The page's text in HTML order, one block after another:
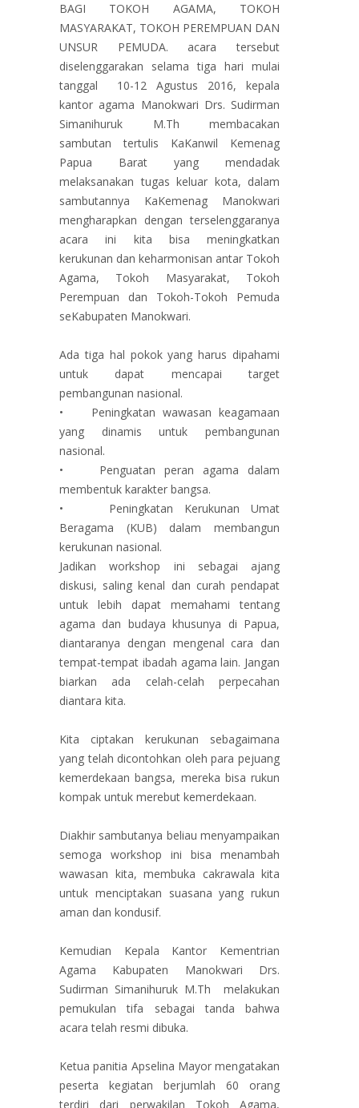
BAGI TOKOH AGAMA, TOKOH
MASYARAKAT, TOKOH PEREMPUAN DAN
UNSUR PEMUDA. acara tersebut
diselenggarakan selama tiga hari mulai
tanggal 10-12 Agustus 2016, kepala
kantor agama Manokwari Drs. Sudirman
Simanihuruk M.Th membacakan
sambutan tertulis KaKanwil Kemenag
Papua Barat yang mendadak
melaksanakan tugas keluar kota, dalam
sambutannya KaKemenag Manokwari
mengharapkan dengan terselenggaranya
acara ini kita bisa meningkatkan
kerukunan dan keharmonisan antar Tokoh
Agama, Tokoh Masyarakat, Tokoh
Perempuan dan Tokoh-Tokoh Pemuda
seKabupaten Manokwari.
Ada tiga hal pokok yang harus dipahami
untuk dapat mencapai target
pembangunan nasional.
• Peningkatan wawasan keagamaan
yang dinamis untuk pembangunan
nasional.
• Penguatan peran agama dalam
membentuk karakter bangsa.
• Peningkatan Kerukunan Umat
Beragama (KUB) dalam membangun
kerukunan nasional.
Jadikan workshop ini sebagai ajang
diskusi, saling kenal dan curah pendapat
untuk lebih dapat memahami tentang
agama dan budaya khusunya di Papua,
diantaranya dengan mengenal cara dan
tempat-tempat ibadah agama lain. Jangan
biarkan ada celah-celah perpecahan
diantara kita.
Kita ciptakan kerukunan sebagaimana
yang telah dicontohkan oleh para pejuang
kemerdekaan bangsa, mereka bisa rukun
kompak untuk merebut kemerdekaan.
Diakhir sambutanya beliau menyampaikan
semoga workshop ini bisa menambah
wawasan kita, membuka cakrawala kita
untuk menciptakan suasana yang rukun
aman dan kondusif.
Kemudian Kepala Kantor Kementrian
Agama Kabupaten Manokwari Drs.
Sudirman Simanihuruk M.Th melakukan
pemukulan tifa sebagai tanda bahwa
acara telah resmi dibuka.
Ketua panitia Apselina Mayor mengatakan
peserta kegiatan berjumlah 60 orang
terdiri dari perwakilan Tokoh Agama,